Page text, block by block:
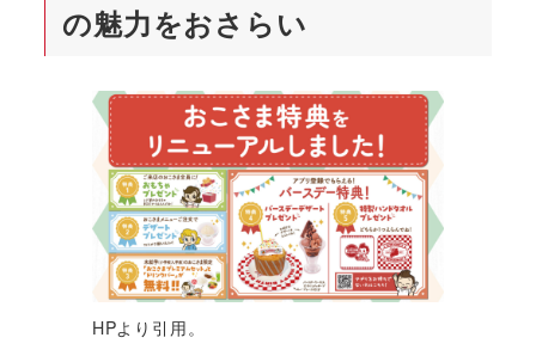
の魅力をおさらい
HPより引用。